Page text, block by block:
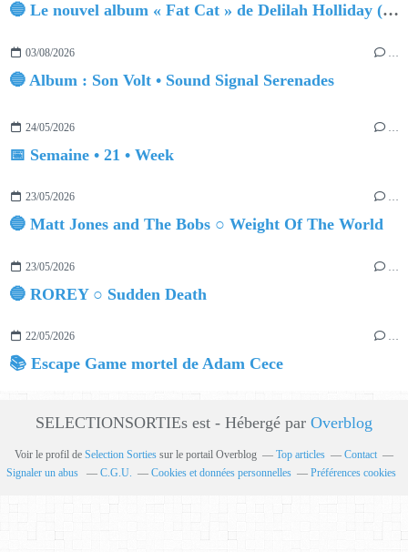
🔵 Le nouvel album « Fat Cat » de Delilah Holliday (sortie le 30 Octobre 2026)
03/08/2026
🔵 Album : Son Volt • Sound Signal Serenades
24/05/2026 …
📅 Semaine • 21 • Week
23/05/2026 …
🔵 Matt Jones and The Bobs ○ Weight Of The World
23/05/2026
🔵 ROREY ○ Sudden Death
22/05/2026 …
📚 Escape Game mortel de Adam Cece
SELECTIONSORTIEs est - Hébergé par Overblog
Voir le profil de Selection Sorties sur le portail Overblog Top articles
Contact
Signaler un abus
C.G.U. Cookies et données personnelles Préférences cookies